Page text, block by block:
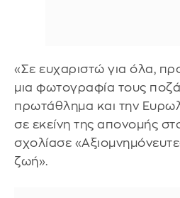
«Σε ευχαριστώ για όλα,
μια φωτογραφία τους
πρωτάθλημα και την
σε εκείνη της απονομής
σχολίασε
ζωή».